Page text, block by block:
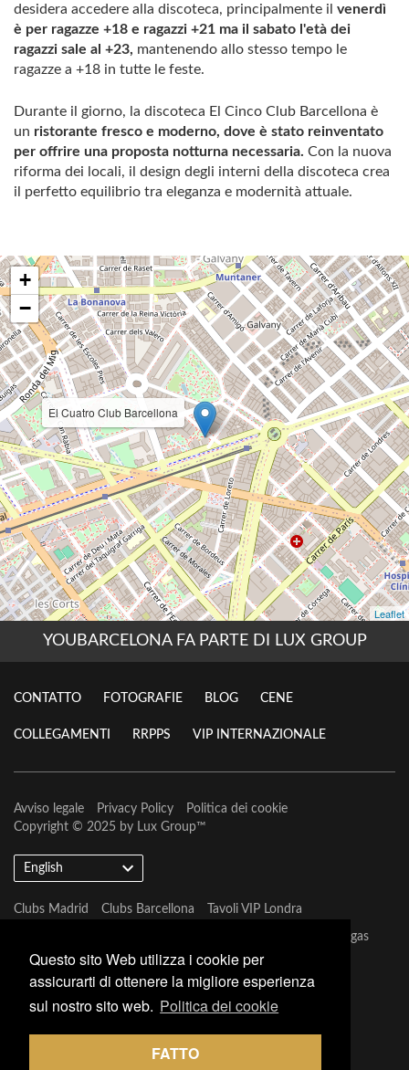
Questo sito Web utilizza i cookie per
assicurarti di ottenere la migliore esperienza
sul nostro sito web. Politica dei cookie
FATTO
desidera accedere alla discoteca, principalmente il venerdì
è per ragazze +18 e ragazzi +21 ma il sabato l'età dei
ragazzi sale al +23, mantenendo allo stesso tempo le
ragazze a +18 in tutte le feste.
Durante il giorno, la discoteca El Cinco Club Barcellona è
un ristorante fresco e moderno, dove è stato reinventato
per offrire una proposta notturna necessaria. Con la nuova
riforma dei locali, il design degli interni della discoteca crea
il perfetto equilibrio tra eleganza e modernità attuale.
YOUBARCELONA FA PARTE DI LUX GROUP
CONTATTO FOTOGRAFIE BLOG CENE
COLLEGAMENTI RRPPS VIP INTERNAZIONALE
Avviso legale Privacy Policy
Politica dei cookie
Copyright © 2025 by Lux Group™
English
Clubs Madrid Clubs Barcellona Tavoli VIP Londra
Tavoli VIP Las Vegas